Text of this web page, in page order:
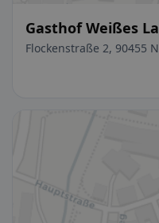
Gasthof Weißes
Flockenstraße 2, 90455